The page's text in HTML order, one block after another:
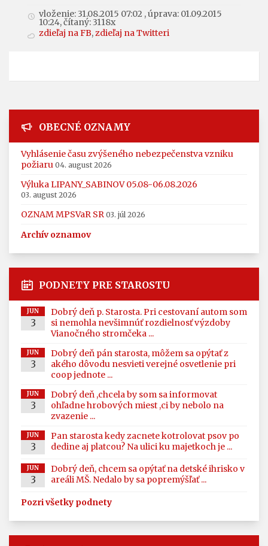
vloženie: 31.08.2015 07:02 , úprava: 01.09.2015
10:24, čítaný: 3118x
zdieľaj na FB,zdieľaj na Twitteri
OBECNÉ OZNAMY
Vyhlásenie času zvýšeného nebezpečenstva vzniku
požiaru 04. august 2026
Výluka LIPANY_SABINOV 05.08-06.08.2026
03. august 2026
OZNAM MPSVaR SR 03. júl 2026
Archív oznamov
PODNETY PRE STAROSTU
JUN
3
Dobrý deň p. Starosta. Pri cestovaní autom som
si nemohla nevšimnúť rozdielnosť výzdoby
Vianočného stromčeka ...
JUN
3
Dobrý deň pán starosta, môžem sa opýtať z
akého dôvodu nesvieti verejné osvetlenie pri
coop jednote ...
JUN
3
Dobrý deň ,chcela by som sa informovat
ohľadne hrobových miest ,ci by nebolo na
zvazenie ...
JUN
3
Pan starosta kedy zacnete kotrolovat psov po
dedine aj platcou? Na ulici ku majetkoch je ...
JUN
3
Dobrý deň, chcem sa opýtať na detské ihrisko v
areáli MŠ. Nedalo by sa popremýšľať ...
Pozri všetky podnety